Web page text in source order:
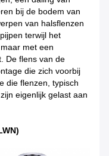
bij de bodem van
van halsflenzen
terwijl het
met een
De flens van de
die zich voorbij
die flenzen, typisch
eigenlijk gelast aan